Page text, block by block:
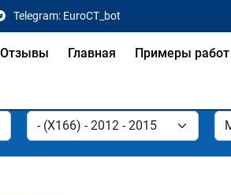
Telegram: EuroCT_bot
Отзывы Главная Примеры работ